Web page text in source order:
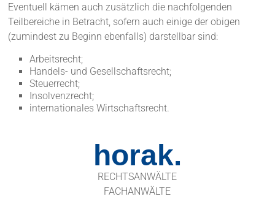
Eventuell kämen auch zusätzlich die nachfolgenden
Teilbereiche in Betracht, sofern auch einige der obigen
(zumindest zu Beginn ebenfalls) darstellbar sind:
Arbeitsrecht;
Handels- und Gesellschaftsrecht;
Steuerrecht;
Insolvenzrecht;
internationales Wirtschaftsrecht.
horak.
RECHTSANWÄLTE
FACHANWÄLTE